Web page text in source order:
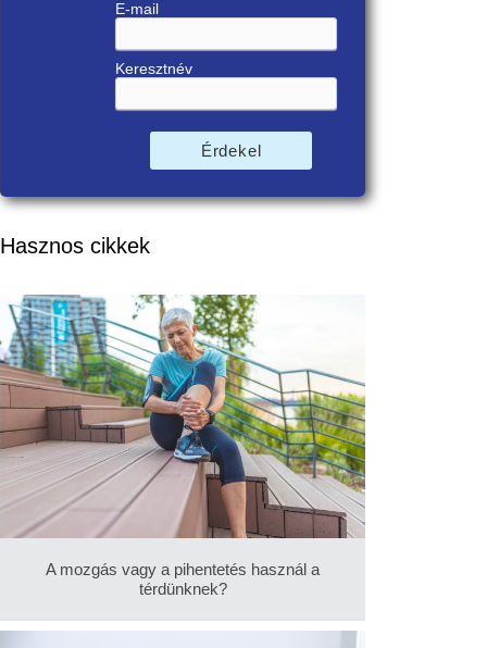
E-mail
Keresztnév
Érdekel
Hasznos cikkek
A mozgás vagy a pihentetés használ a
térdünknek?